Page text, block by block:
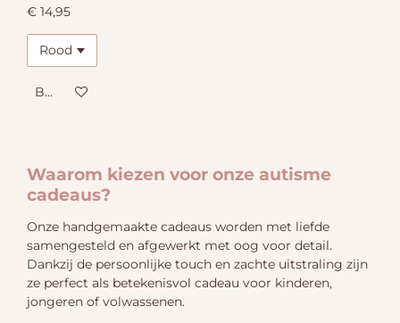
€ 14,95
Bekijk details
Waarom kiezen voor onze autisme
cadeaus?
Onze handgemaakte cadeaus worden met liefde
samengesteld en afgewerkt met oog voor detail.
Dankzij de persoonlijke touch en zachte uitstraling zijn
ze perfect als betekenisvol cadeau voor kinderen,
jongeren of volwassenen.